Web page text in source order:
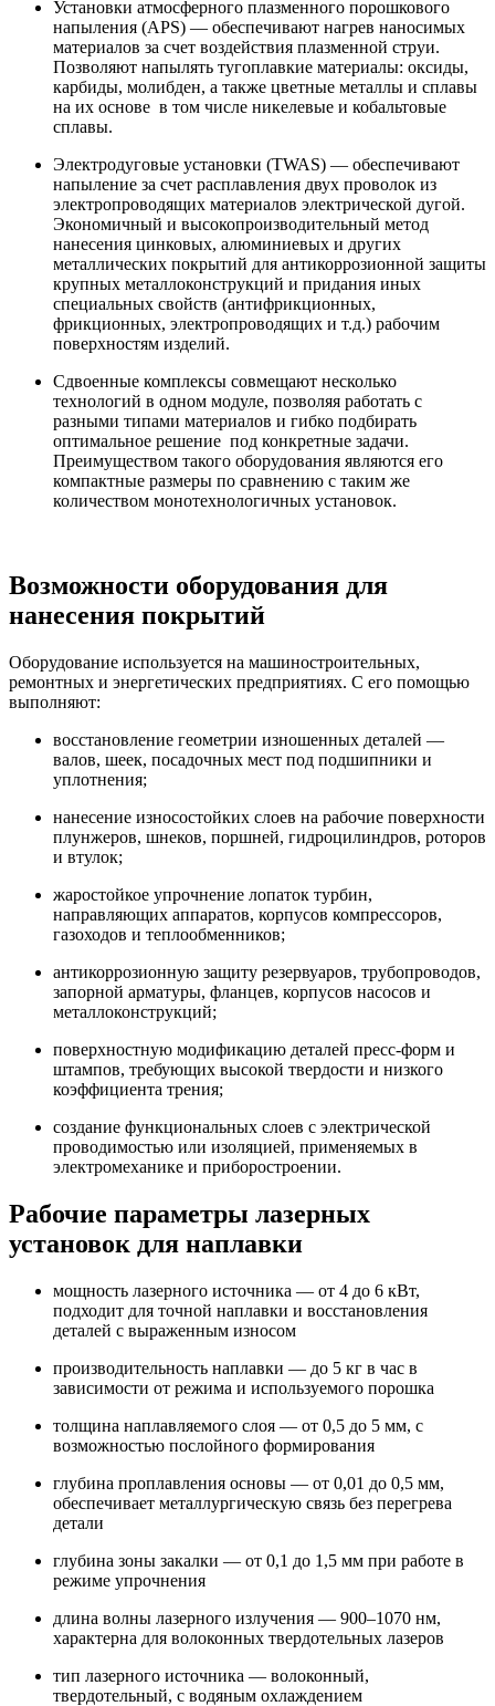
Установки атмосферного плазменного порошкового
напыления (APS) — обеспечивают нагрев наносимых
материалов за счет воздействия плазменной струи.
Позволяют напылять тугоплавкие материалы: оксиды,
карбиды, молибден, а также цветные металлы и сплавы
на их основе в том числе никелевые и кобальтовые
сплавы.
Электродуговые установки (TWAS) — обеспечивают
напыление за счет расплавления двух проволок из
электропроводящих материалов электрической дугой.
Экономичный и высокопроизводительный метод
нанесения цинковых, алюминиевых и других
металлических покрытий для антикоррозионной защиты
крупных металлоконструкций и придания иных
специальных свойств (антифрикционных,
фрикционных, электропроводящих и т.д.) рабочим
поверхностям изделий.
Сдвоенные комплексы совмещают несколько
технологий в одном модуле, позволяя работать с
разными типами материалов и гибко подбирать
оптимальное решение под конкретные задачи.
Преимуществом такого оборудования являются его
компактные размеры по сравнению с таким же
количеством монотехнологичных установок.
Возможности оборудования для
нанесения покрытий
Оборудование используется на машиностроительных,
ремонтных и энергетических предприятиях. С его помощью
выполняют:
восстановление геометрии изношенных деталей —
валов, шеек, посадочных мест под подшипники и
уплотнения;
нанесение износостойких слоев на рабочие поверхности
плунжеров, шнеков, поршней, гидроцилиндров, роторов
и втулок;
жаростойкое упрочнение лопаток турбин,
направляющих аппаратов, корпусов компрессоров,
газоходов и теплообменников;
антикоррозионную защиту резервуаров, трубопроводов,
запорной арматуры, фланцев, корпусов насосов и
металлоконструкций;
поверхностную модификацию деталей пресс-форм и
штампов, требующих высокой твердости и низкого
коэффициента трения;
создание функциональных слоев с электрической
проводимостью или изоляцией, применяемых в
электромеханике и приборостроении.
Рабочие параметры лазерных
установок для наплавки
мощность лазерного источника — от 4 до 6 кВт,
подходит для точной наплавки и восстановления
деталей с выраженным износом
производительность наплавки — до 5 кг в час в
зависимости от режима и используемого порошка
толщина наплавляемого слоя — от 0,5 до 5 мм, с
возможностью послойного формирования
глубина проплавления основы — от 0,01 до 0,5 мм,
обеспечивает металлургическую связь без перегрева
детали
глубина зоны закалки — от 0,1 до 1,5 мм при работе в
режиме упрочнения
длина волны лазерного излучения — 900–1070 нм,
характерна для волоконных твердотельных лазеров
тип лазерного источника — волоконный,
твердотельный, с водяным охлаждением